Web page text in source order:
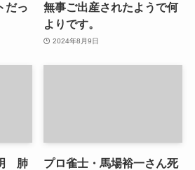
だっ
無事ご出産されたようで何
よりです。
2024年8月9日
肺
プロ雀士・馬場裕一さん死